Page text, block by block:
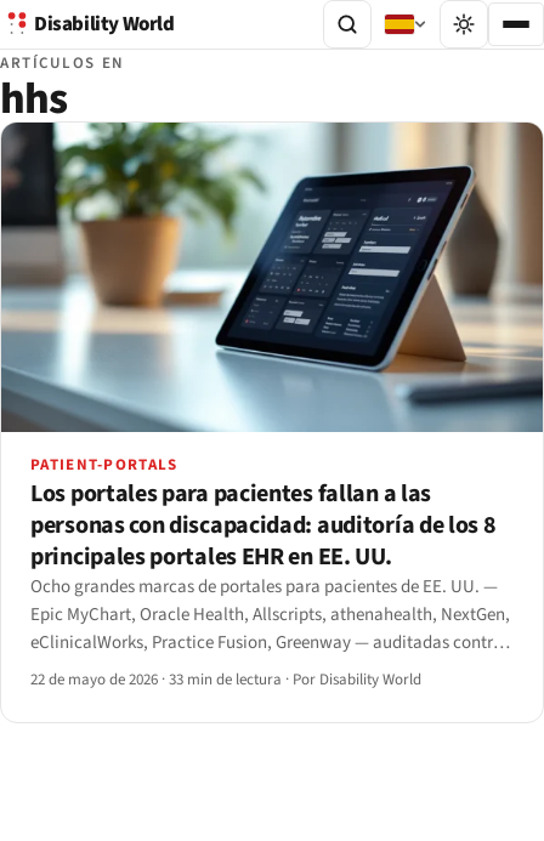
Disability World
ARTÍCULOS EN
hhs
PATIENT-PORTALS
Los portales para pacientes fallan a las
personas con discapacidad: auditoría de los 8
principales portales EHR en EE. UU.
Ocho grandes marcas de portales para pacientes de EE. UU. —
Epic MyChart, Oracle Health, Allscripts, athenahealth, NextGen,
eClinicalWorks, Practice Fusion, Greenway — auditadas contra
WCAG 2.1 AA y la norma final de la Sección 504 del HHS de mayo
22 de mayo de 2026 ·33 min de lectura · Por Disability World